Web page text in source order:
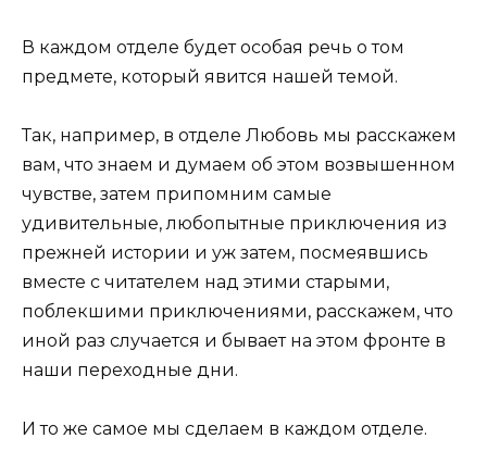
В каждом отделе будет особая речь о том
предмете, который явится нашей темой.
Так, например, в отделе Любовь мы расскажем
вам, что знаем и думаем об этом возвышенном
чувстве, затем припомним самые
удивительные, любопытные приключения из
прежней истории и уж затем, посмеявшись
вместе с читателем над этими старыми,
поблекшими приключениями, расскажем, что
иной раз случается и бывает на этом фронте в
наши переходные дни.
И то же самое мы сделаем в каждом отделе.